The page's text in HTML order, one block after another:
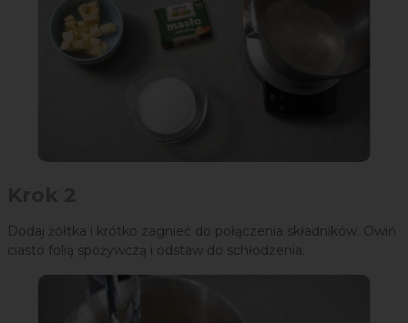
Dodaj żółtka i krótko zagnieć do połączenia składników. Owiń
ciasto folią spożywczą i odstaw do schłodzenia.